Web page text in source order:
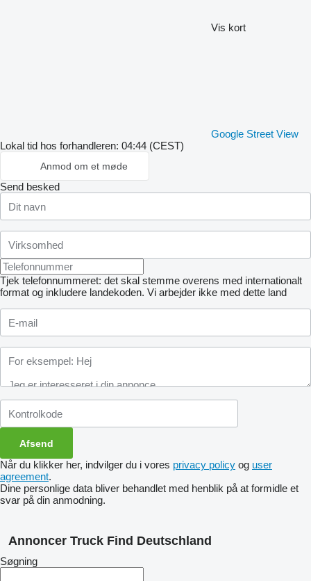
Vis kort
Google Street View
Lokal tid hos forhandleren: 04:44 (CEST)
Anmod om et møde
Send besked
Tjek telefonnummeret: det skal stemme overens med internationalt
format og inkludere landekoden. Vi arbejder ikke med dette land
Når du klikker her, indvilger du i vores privacy policy og user
agreement.
Dine personlige data bliver behandlet med henblik på at formidle et
svar på din anmodning.
Annoncer Truck Find Deutschland
Søgning